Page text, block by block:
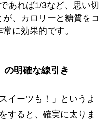
あれば1/3など、思い切
、カロリーと糖質をコ
に効果的です。
明確な線引き
イーツも！」というよ
をすると、確実に太りま